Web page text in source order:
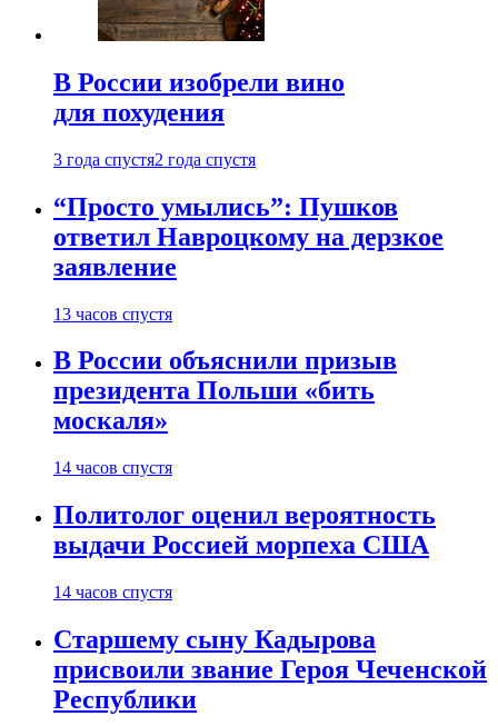
В России изобрели вино
для похудения
3 года спустя2 года спустя
“Просто умылись”: Пушков
ответил Навроцкому на дерзкое
заявление
13 часов спустя
В России объяснили призыв
президента Польши «бить
москаля»
14 часов спустя
Политолог оценил вероятность
выдачи Россией морпеха США
14 часов спустя
Старшему сыну Кадырова
присвоили звание Героя Чеченской
Республики